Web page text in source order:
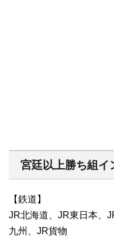
宮廷以上勝ち組イ
【鉄道】
JR北海道、JR東日本、
九州、JR貨物